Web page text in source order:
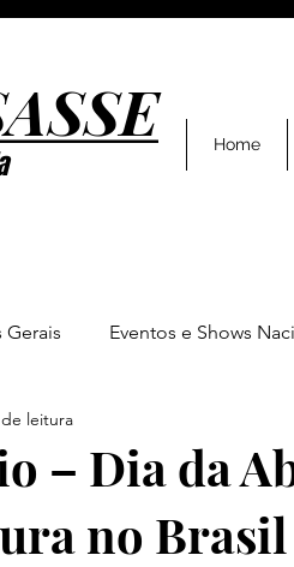
Home
Gerais Eventos e Shows
Notícias
– Dia da
no Brasil
leitura